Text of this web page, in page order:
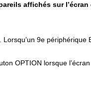
affichés sur
9e
OPTION lorsque